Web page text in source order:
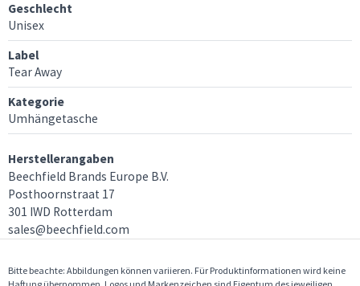
Geschlecht
Unisex
Label
Tear Away
Kategorie
Umhängetasche
Herstellerangaben
Beechfield Brands Europe B.V.
Posthoornstraat 17
301 IWD Rotterdam
sales@beechfield.com
Bitte beachte: Abbildungen können variieren. Für Produktinformationen wird keine